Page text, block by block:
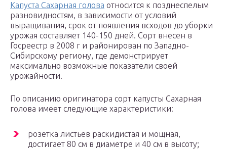
Капуста Сахарная голова относится к позднеспелым
разновидностям, в зависимости от условий
выращивания, срок от появления всходов до уборки
урожая составляет 140-150 дней. Сорт внесен в
Госреестр в 2008 г и районирован по Западно-
Сибирскому региону, где демонстрирует
максимально возможные показатели своей
урожайности.
По описанию оригинатора сорт капусты Сахарная
голова имеет следующие характеристики:
розетка листьев раскидистая и мощная,
достигает 80 см в диаметре и 40 см в высоту;